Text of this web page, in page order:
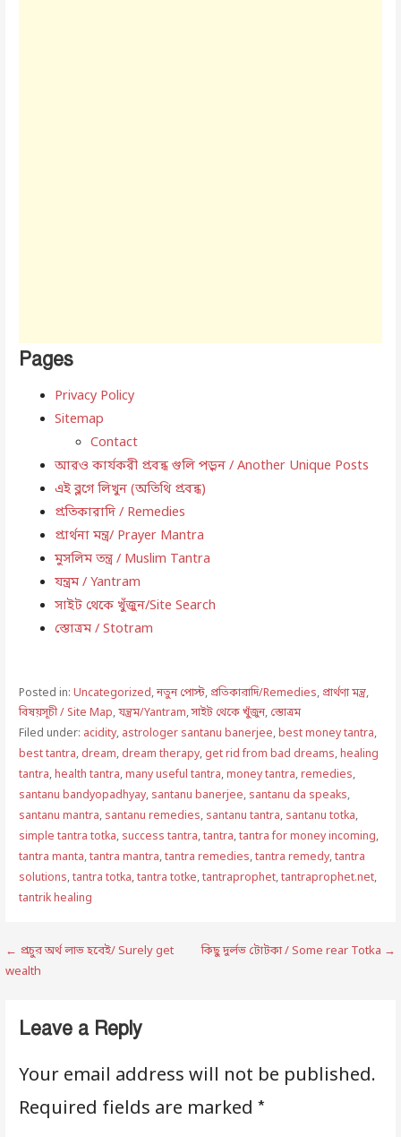
Pages
Privacy Policy
Sitemap
Contact
আরও কার্যকরী প্রবন্ধ গুলি পড়ুন / Another Unique Posts
এই ব্লগে লিখুন (অতিথি প্রবন্ধ)
প্রতিকারাদি / Remedies
প্রার্থনা মন্ত্র/ Prayer Mantra
মুসলিম তন্ত্র / Muslim Tantra
যন্ত্রম / Yantram
সাইট থেকে খুঁজুন/Site Search
স্তোত্রম / Stotram
Posted in: Uncategorized,নতুন পোস্ট, প্রতিকারাদি/Remedies, প্রার্থণা মন্ত্র,
বিষয়সূচী / Site Map,যন্ত্রম/Yantram,সাইট থেকে খুঁজুন, স্তোত্রম
Filed under: acidity, astrologer santanu banerjee,best money tantra,
best tantra, dream, dream therapy, get rid from bad dreams,healing
tantra,health tantra,many useful tantra,money tantra,remedies,
santanu bandyopadhyay, santanu banerjee, santanu da speaks,
santanu mantra, santanu remedies, santanu tantra, santanu totka,
simple tantra totka, success tantra,tantra,tantra for money incoming,
tantra manta,tantra mantra,tantra remedies,tantra remedy,tantra
solutions,tantra totka,tantra totke,tantraprophet,tantraprophet.net,
tantrik healing
Post
← প্রচুর অর্থ লাভ হবেই/ Surely get
wealth
কিছু দুর্লভ টোটকা / Some rear Totka →
Leave a Reply
Your email address will not be published.
Required fields are marked *